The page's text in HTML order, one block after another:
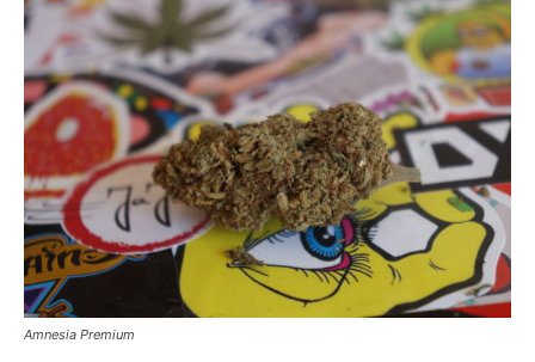
Amnesia Premium